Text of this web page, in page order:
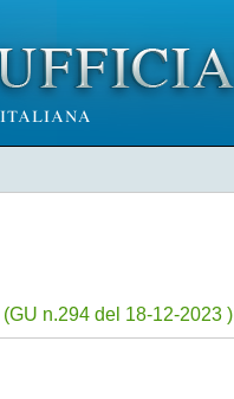
(GU n.294 del 18-12-2023 )